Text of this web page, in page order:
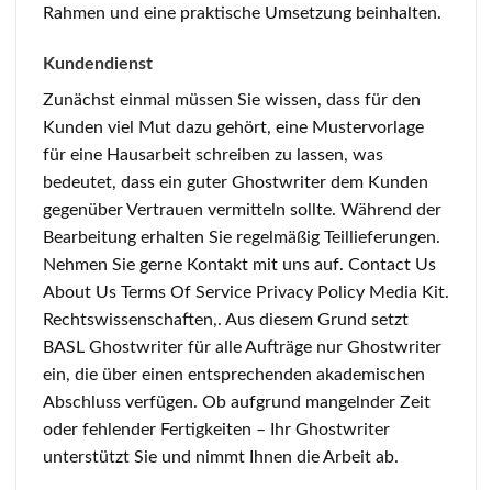
Rahmen und eine praktische Umsetzung beinhalten.
Kundendienst
Zunächst einmal müssen Sie wissen, dass für den
Kunden viel Mut dazu gehört, eine Mustervorlage
für eine Hausarbeit schreiben zu lassen, was
bedeutet, dass ein guter Ghostwriter dem Kunden
gegenüber Vertrauen vermitteln sollte. Während der
Bearbeitung erhalten Sie regelmäßig Teillieferungen.
Nehmen Sie gerne Kontakt mit uns auf. Contact Us
About Us Terms Of Service Privacy Policy Media Kit.
Rechtswissenschaften,. Aus diesem Grund setzt
BASL Ghostwriter für alle Aufträge nur Ghostwriter
ein, die über einen entsprechenden akademischen
Abschluss verfügen. Ob aufgrund mangelnder Zeit
oder fehlender Fertigkeiten – Ihr Ghostwriter
unterstützt Sie und nimmt Ihnen die Arbeit ab.